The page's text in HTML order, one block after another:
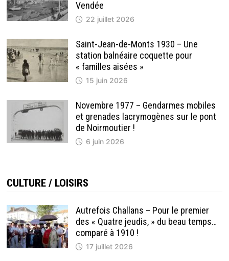
Vendée
22 juillet 2026
Saint-Jean-de-Monts 1930 – Une
station balnéaire coquette pour
« familles aisées »
15 juin 2026
Novembre 1977 – Gendarmes mobiles
et grenades lacrymogènes sur le pont
de Noirmoutier !
6 juin 2026
CULTURE / LOISIRS
Autrefois Challans – Pour le premier
des « Quatre jeudis, » du beau temps…
comparé à 1910 !
17 juillet 2026